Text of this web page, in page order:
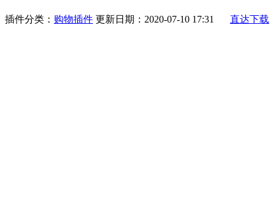
插件分类： 购物插件 更新日期：2020-07-10 17:31 直达下载